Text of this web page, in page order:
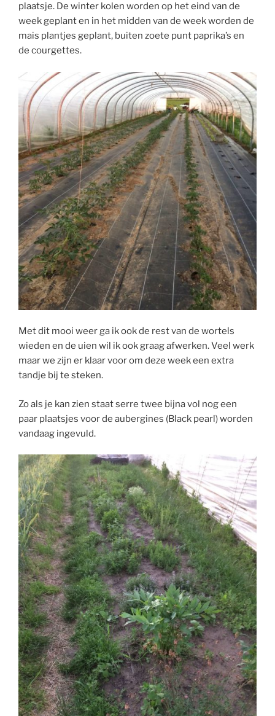
plaatsje. De winter kolen worden op het eind van de
week geplant en in het midden van de week worden de
mais plantjes geplant, buiten zoete punt paprika’s en
de courgettes.
Met dit mooi weer ga ik ook de rest van de wortels
wieden en de uien wil ik ook graag afwerken. Veel werk
maar we zijn er klaar voor om deze week een extra
tandje bij te steken.
Zo als je kan zien staat serre twee bijna vol nog een
paar plaatsjes voor de aubergines (Black pearl) worden
vandaag ingevuld.